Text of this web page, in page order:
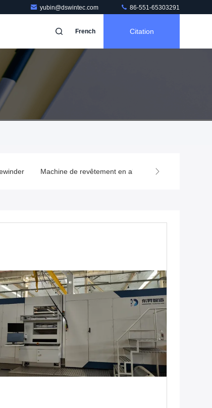
yubin@dswintec.com 86-551-65303291
French Citation
Machine de revêtement en aluminium